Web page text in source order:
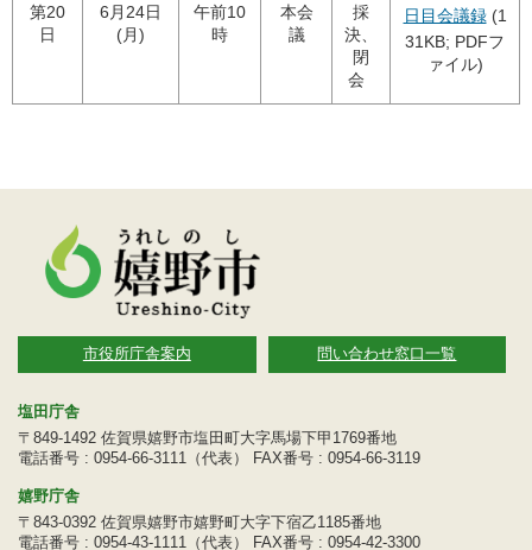
第20
日
6月24日
(月)
午前10
時
本会
議
採
決、
閉
会
日目会議録(1
31KB; PDFフ
ァイル)
市役所庁舎案内 問い合わせ窓口一覧
塩田庁舎
〒849-1492 佐賀県嬉野市塩田町大字馬場下甲1769番地
電話番号 : 0954-66-3111（代表） FAX番号 : 0954-66-3119
嬉野庁舎
〒843-0392 佐賀県嬉野市嬉野町大字下宿乙1185番地
電話番号 : 0954-43-1111（代表） FAX番号 : 0954-42-3300